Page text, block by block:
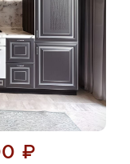
₽